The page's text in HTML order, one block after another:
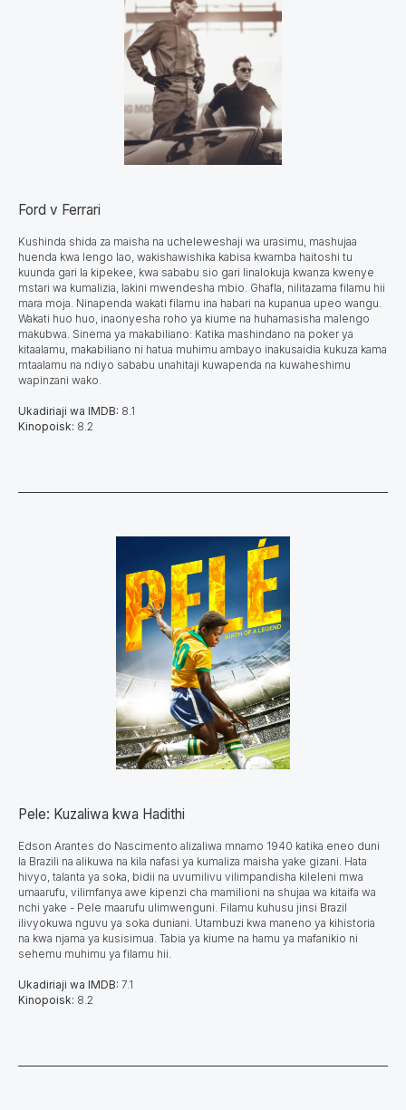
Ford v Ferrari
Kushinda shida za maisha na ucheleweshaji wa urasimu, mashujaa
huenda kwa lengo lao, wakishawishika kabisa kwamba haitoshi tu
kuunda gari la kipekee, kwa sababu sio gari linalokuja kwanza kwenye
mstari wa kumalizia, lakini mwendesha mbio. Ghafla, nilitazama filamu hii
mara moja. Ninapenda wakati filamu ina habari na kupanua upeo wangu.
Wakati huo huo, inaonyesha roho ya kiume na huhamasisha malengo
makubwa. Sinema ya makabiliano: Katika mashindano na poker ya
kitaalamu, makabiliano ni hatua muhimu ambayo inakusaidia kukuza kama
mtaalamu na ndiyo sababu unahitaji kuwapenda na kuwaheshimu
wapinzani wako.
Ukadiriaji wa IMDB: 8.1
Kinopoisk: 8.2
Pele: Kuzaliwa kwa Hadithi
Edson Arantes do Nascimento alizaliwa mnamo 1940 katika eneo duni
la Brazili na alikuwa na kila nafasi ya kumaliza maisha yake gizani. Hata
hivyo, talanta ya soka, bidii na uvumilivu vilimpandisha kileleni mwa
umaarufu, vilimfanya awe kipenzi cha mamilioni na shujaa wa kitaifa wa
nchi yake - Pele maarufu ulimwenguni. Filamu kuhusu jinsi Brazil
ilivyokuwa nguvu ya soka duniani. Utambuzi kwa maneno ya kihistoria
na kwa njama ya kusisimua. Tabia ya kiume na hamu ya mafanikio ni
sehemu muhimu ya filamu hii.
Ukadiriaji wa IMDB: 7.1
Kinopoisk: 8.2